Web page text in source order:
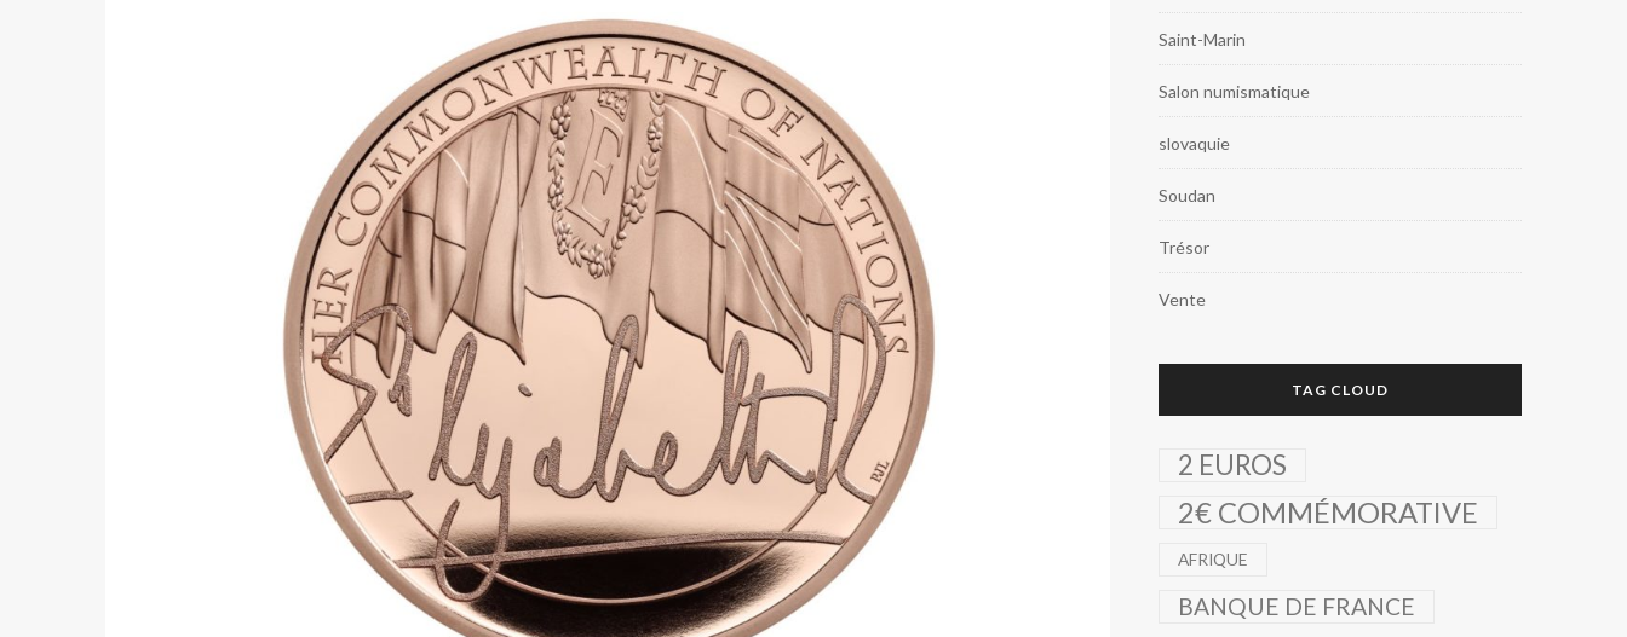
Saint-Marin
Salon numismatique
slovaquie
Soudan
Trésor
Vente
TAG CLOUD
2 EUROS
2€ COMMÉMORATIVE
AFRIQUE
BANQUE DE FRANCE